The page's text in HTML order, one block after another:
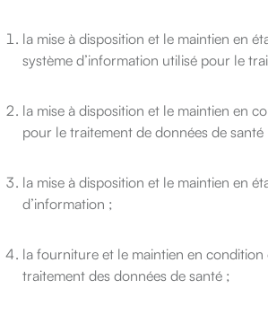
la mise à disposition et le maintien en
système d’information utilisé pour le
la mise à disposition et le maintien en
pour le traitement de données de santé
la mise à disposition et le maintien en
d’information ;
la fourniture et le maintien en
traitement des données de santé ;